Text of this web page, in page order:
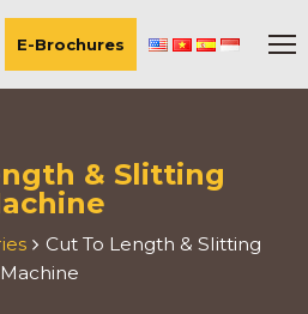
E-Brochures
& Slitting
Cut To Length & Slitting
Machine